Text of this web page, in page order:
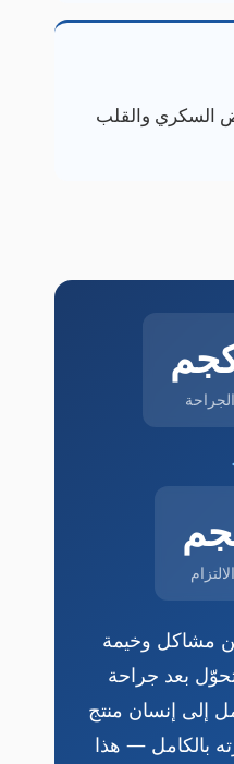
السكري والقلب
مشاكل وخيمة
بعد جراحة
إلى إنسان منتج
بالكامل — هذا